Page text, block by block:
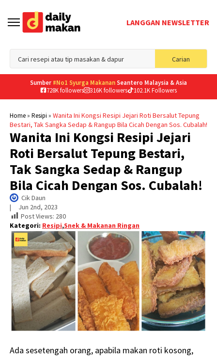
LANGGAN NEWSLETTER
Carian
for:
Sumber #No1 Syurga MakananSeantero Malaysia & Asia
728K followers
316K followers 102.1K Followers
Home» Resipi » Wanita Ini Kongsi Resipi Jejari Roti Bersalut Tepung
Bestari, Tak Sangka Sedap & Rangup Bila Cicah Dengan Sos. Cubalah!
Wanita Ini Kongsi Resipi Jejari
Roti Bersalut Tepung Bestari,
Tak Sangka Sedap & Rangup
Bila Cicah Dengan Sos. Cubalah!
Cik Daun
| Jun 2nd, 2023
Post Views: 280
Kategori: Resipi,Snek & Makanan Ringan
Ada sesetengah orang, apabila makan roti kosong,